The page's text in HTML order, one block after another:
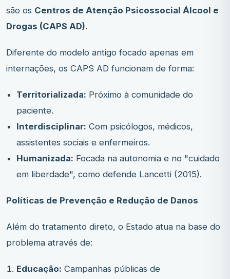
são os Centros de Atenção Psicossocial Álcool e
Drogas (CAPS AD).
Diferente do modelo antigo focado apenas em
internações, os CAPS AD funcionam de forma:
Territorializada: Próximo à comunidade do
paciente.
Interdisciplinar: Com psicólogos, médicos,
assistentes sociais e enfermeiros.
Humanizada: Focada na autonomia e no "cuidado
em liberdade", como defende Lancetti (2015).
Políticas de Prevenção e Redução de Danos
Além do tratamento direto, o Estado atua na base do
problema através de:
Educação: Campanhas públicas de